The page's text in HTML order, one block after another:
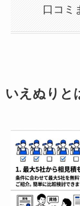
口コミ
いえぬりと